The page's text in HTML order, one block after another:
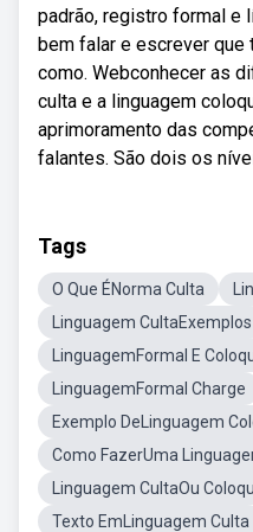
padrão, registro formal e
bem falar e escrever que
como. Webconhecer as
culta e a linguagem
aprimoramento das
falantes. São dois os
Tags
O Que ÉNorma Culta
Linguagem CultaExemplos
LinguagemFormal E
LinguagemFormal Charge
Exemplo DeLinguagem
Como FazerUma
Linguagem CultaOu
Texto EmLinguagem Culta